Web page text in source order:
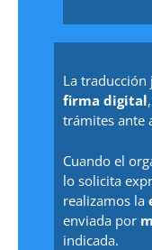
La traducción
firma digital
trámites ante
Cuando el
lo solicita
realizamos la
enviada por
indicada.